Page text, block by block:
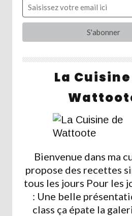
La
Bienvenue dans ma
propose des recettes
tous les jours Pour les
: Une belle
class ça épate la